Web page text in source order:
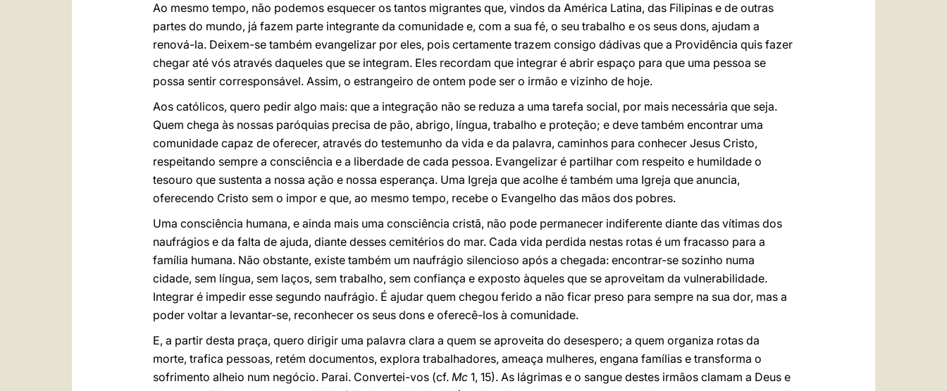
Ao mesmo tempo, não podemos esquecer os tantos migrantes que, vindos da América Latina, das Filipinas e de outras
partes do mundo, já fazem parte integrante da comunidade e, com a sua fé, o seu trabalho e os seus dons, ajudam a
renová-la. Deixem-se também evangelizar por eles, pois certamente trazem consigo dádivas que a Providência quis fazer
chegar até vós através daqueles que se integram. Eles recordam que integrar é abrir espaço para que uma pessoa se
possa sentir corresponsável. Assim, o estrangeiro de ontem pode ser o irmão e vizinho de hoje.
Aos católicos, quero pedir algo mais: que a integração não se reduza a uma tarefa social, por mais necessária que seja.
Quem chega às nossas paróquias precisa de pão, abrigo, língua, trabalho e proteção; e deve também encontrar uma
comunidade capaz de oferecer, através do testemunho da vida e da palavra, caminhos para conhecer Jesus Cristo,
respeitando sempre a consciência e a liberdade de cada pessoa. Evangelizar é partilhar com respeito e humildade o
tesouro que sustenta a nossa ação e nossa esperança. Uma Igreja que acolhe é também uma Igreja que anuncia,
oferecendo Cristo sem o impor e que, ao mesmo tempo, recebe o Evangelho das mãos dos pobres.
Uma consciência humana, e ainda mais uma consciência cristã, não pode permanecer indiferente diante das vítimas dos
naufrágios e da falta de ajuda, diante desses cemitérios do mar. Cada vida perdida nestas rotas é um fracasso para a
família humana. Não obstante, existe também um naufrágio silencioso após a chegada: encontrar-se sozinho numa
cidade, sem língua, sem laços, sem trabalho, sem confiança e exposto àqueles que se aproveitam da vulnerabilidade.
Integrar é impedir esse segundo naufrágio. É ajudar quem chegou ferido a não ficar preso para sempre na sua dor, mas a
poder voltar a levantar-se, reconhecer os seus dons e oferecê-los à comunidade.
E, a partir desta praça, quero dirigir uma palavra clara a quem se aproveita do desespero; a quem organiza rotas da
morte, trafica pessoas, retém documentos, explora trabalhadores, ameaça mulheres, engana famílias e transforma o
sofrimento alheio num negócio. Parai. Convertei-vos (cf. Mc 1, 15). As lágrimas e o sangue destes irmãos clamam a Deus e